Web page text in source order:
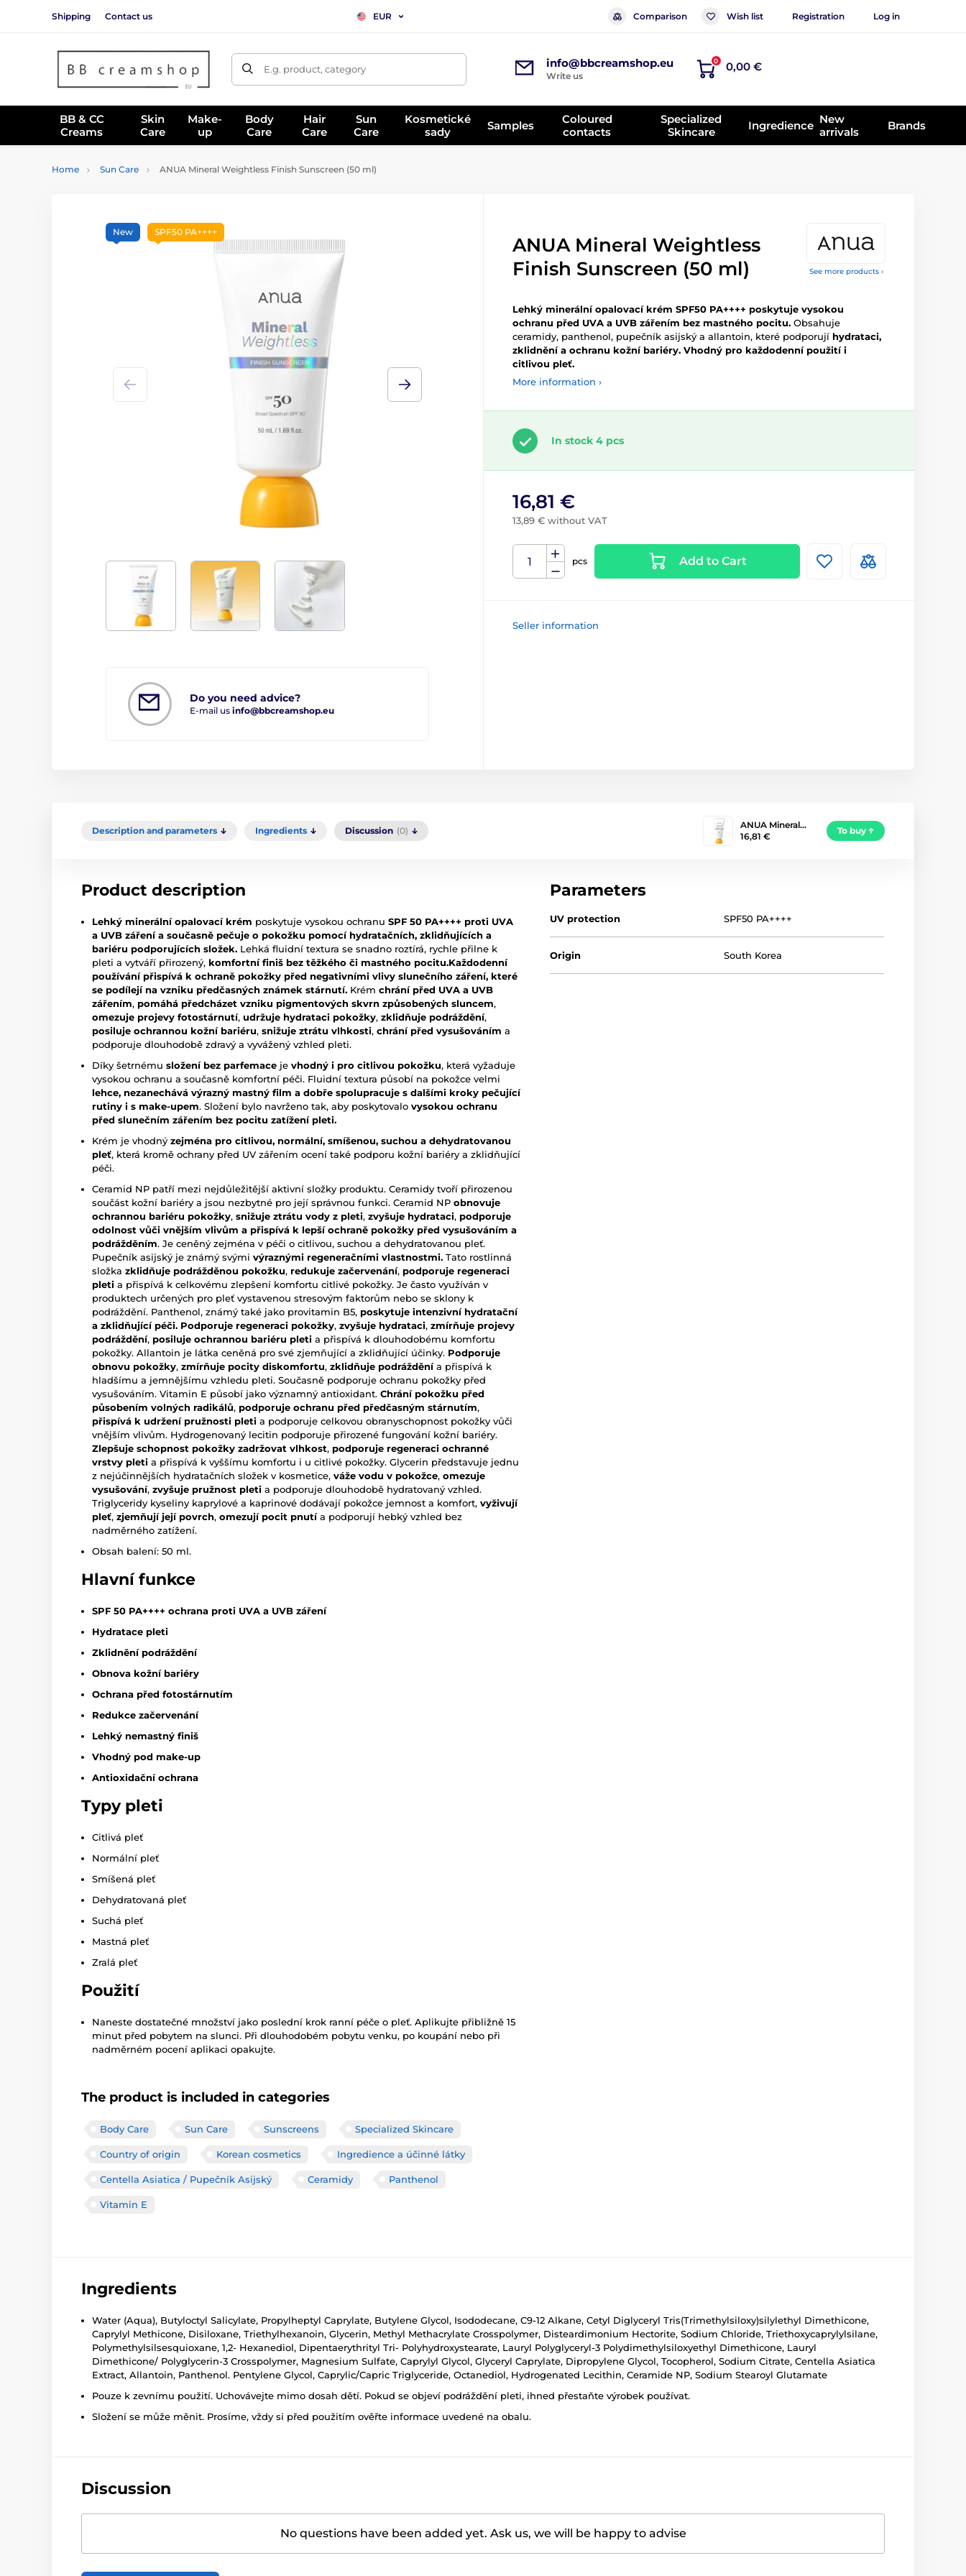
Shipping Contact us EUR Comparison Wish list Registration Log in
E.g. product, category info@bbcreamshop.eu
Write us
0 0,00 €
BB & CC
Creams
Skin
Care
Make-
up
Body
Care
Hair
Care
Sun
Care
Kosmetické
sady
Samples
Coloured
contacts
Specialized
Skincare
Ingredience New
arrivals
Brands
Home Sun Care ANUA Mineral Weightless Finish Sunscreen (50 ml)
See more products ›
Do you need advice?
E-mail us info@bbcreamshop.eu
New SPF50 PA++++
ANUA Mineral Weightless
Finish Sunscreen (50 ml)
Lehký minerální opalovací krém SPF50 PA++++ poskytuje vysokou
ochranu před UVA a UVB zářením bez mastného pocitu. Obsahuje
ceramidy, panthenol, pupečník asijský a allantoin, které podporují hydrataci,
zklidnění a ochranu kožní bariéry. Vhodný pro každodenní použití i
citlivou pleť.
More information ›
In stock 4 pcs
16,81 €
13,89 € without VAT
pcs Add to Cart
Seller information
Description and parameters Ingredients Discussion (0)
ANUA Mineral…
16,81 €
To buy
Product description
Lehký minerální opalovací krém poskytuje vysokou ochranu SPF 50 PA++++ proti UVA
a UVB záření a současně pečuje o pokožku pomocí hydratačních, zklidňujících a
bariéru podporujících složek. Lehká fluidní textura se snadno roztírá, rychle přilne k
pleti a vytváří přirozený, komfortní finiš bez těžkého či mastného pocitu.Každodenní
používání přispívá k ochraně pokožky před negativními vlivy slunečního záření, které
se podílejí na vzniku předčasných známek stárnutí. Krém chrání před UVA a UVB
zářením, pomáhá předcházet vzniku pigmentových skvrn způsobených sluncem,
omezuje projevy fotostárnutí, udržuje hydrataci pokožky, zklidňuje podráždění,
posiluje ochrannou kožní bariéru, snižuje ztrátu vlhkosti, chrání před vysušováním a
podporuje dlouhodobě zdravý a vyvážený vzhled pleti.
Díky šetrnému složení bez parfemace je vhodný i pro citlivou pokožku, která vyžaduje
vysokou ochranu a současně komfortní péči. Fluidní textura působí na pokožce velmi
lehce, nezanechává výrazný mastný film a dobře spolupracuje s dalšími kroky pečující
rutiny i s make-upem. Složení bylo navrženo tak, aby poskytovalo vysokou ochranu
před slunečním zářením bez pocitu zatížení pleti.
Krém je vhodný zejména pro citlivou, normální, smíšenou, suchou a dehydratovanou
pleť, která kromě ochrany před UV zářením ocení také podporu kožní bariéry a zklidňující
péči.
Ceramid NP patří mezi nejdůležitější aktivní složky produktu. Ceramidy tvoří přirozenou
součást kožní bariéry a jsou nezbytné pro její správnou funkci. Ceramid NP obnovuje
ochrannou bariéru pokožky, snižuje ztrátu vody z pleti, zvyšuje hydrataci, podporuje
odolnost vůči vnějším vlivům a přispívá k lepší ochraně pokožky před vysušováním a
podrážděním. Je ceněný zejména v péči o citlivou, suchou a dehydratovanou pleť.
Pupečník asijský je známý svými výraznými regeneračními vlastnostmi. Tato rostlinná
složka zklidňuje podrážděnou pokožku, redukuje začervenání, podporuje regeneraci
pleti a přispívá k celkovému zlepšení komfortu citlivé pokožky. Je často využíván v
produktech určených pro pleť vystavenou stresovým faktorům nebo se sklony k
podráždění. Panthenol, známý také jako provitamin B5, poskytuje intenzivní hydratační
a zklidňující péči. Podporuje regeneraci pokožky, zvyšuje hydrataci, zmírňuje projevy
podráždění, posiluje ochrannou bariéru pleti a přispívá k dlouhodobému komfortu
pokožky. Allantoin je látka ceněná pro své zjemňující a zklidňující účinky. Podporuje
obnovu pokožky, zmírňuje pocity diskomfortu, zklidňuje podrážděnía přispívá k
hladšímu a jemnějšímu vzhledu pleti. Současně podporuje ochranu pokožky před
vysušováním. Vitamin E působí jako významný antioxidant. Chrání pokožku před
působením volných radikálů, podporuje ochranu před předčasným stárnutím,
přispívá k udržení pružnosti pleti a podporuje celkovou obranyschopnost pokožky vůči
vnějším vlivům. Hydrogenovaný lecitin podporuje přirozené fungování kožní bariéry.
Zlepšuje schopnost pokožky zadržovat vlhkost, podporuje regeneraci ochranné
vrstvy pleti a přispívá k vyššímu komfortu i u citlivé pokožky. Glycerin představuje jednu
z nejúčinnějších hydratačních složek v kosmetice, váže vodu v pokožce, omezuje
vysušování, zvyšuje pružnost pleti a podporuje dlouhodobě hydratovaný vzhled.
Triglyceridy kyseliny kaprylové a kaprinové dodávají pokožce jemnost a komfort, vyživují
pleť, zjemňují její povrch, omezují pocit pnutía podporují hebký vzhled bez
nadměrného zatížení.
Obsah balení: 50 ml.
Hlavní funkce
SPF 50 PA++++ ochrana proti UVA a UVB záření
Hydratace pleti
Zklidnění podráždění
Obnova kožní bariéry
Ochrana před fotostárnutím
Redukce začervenání
Lehký nemastný finiš
Vhodný pod make-up
Antioxidační ochrana
Typy pleti
Citlivá pleť
Normální pleť
Smíšená pleť
Dehydratovaná pleť
Suchá pleť
Mastná pleť
Zralá pleť
Použití
Naneste dostatečné množství jako poslední krok ranní péče o pleť. Aplikujte přibližně 15
minut před pobytem na slunci. Při dlouhodobém pobytu venku, po koupání nebo při
nadměrném pocení aplikaci opakujte.
The product is included in categories
Body Care Sun Care Sunscreens Specialized Skincare
Country of origin Korean cosmetics Ingredience a účinné látky
Centella Asiatica / Pupečník Asijský Ceramidy Panthenol
Vitamin E
Parameters
UV protection SPF50 PA++++
Origin South Korea
Ingredients
Water (Aqua), Butyloctyl Salicylate, Propylheptyl Caprylate, Butylene Glycol, Isododecane, C9-12 Alkane, Cetyl Diglyceryl Tris(Trimethylsiloxy)silylethyl Dimethicone,
Caprylyl Methicone, Disiloxane, Triethylhexanoin, Glycerin, Methyl Methacrylate Crosspolymer, Disteardimonium Hectorite, Sodium Chloride, Triethoxycaprylylsilane,
Polymethylsilsesquioxane, 1,2- Hexanediol, Dipentaerythrityl Tri- Polyhydroxystearate, Lauryl Polyglyceryl-3 Polydimethylsiloxyethyl Dimethicone, Lauryl
Dimethicone/ Polyglycerin-3 Crosspolymer, Magnesium Sulfate, Caprylyl Glycol, Glyceryl Caprylate, Dipropylene Glycol, Tocopherol, Sodium Citrate, Centella Asiatica
Extract, Allantoin, Panthenol. Pentylene Glycol, Caprylic/Capric Triglyceride, Octanediol, Hydrogenated Lecithin, Ceramide NP, Sodium Stearoyl Glutamate
Pouze k zevnímu použití. Uchovávejte mimo dosah dětí. Pokud se objeví podráždění pleti, ihned přestaňte výrobek používat.
Složení se může měnit. Prosíme, vždy si před použitím ověřte informace uvedené na obalu.
Discussion
No questions have been added yet. Ask us, we will be happy to advise